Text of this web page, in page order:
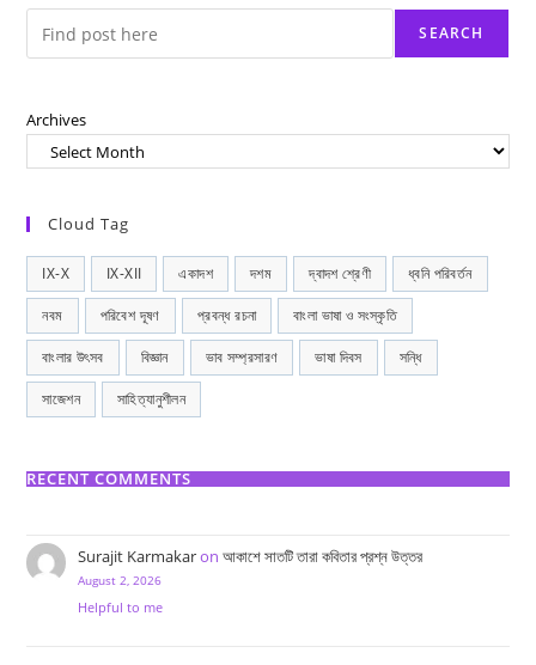
SEARCH
Archives
Cloud Tag
IX-X IX-XII একাদশ দশম দ্বাদশ শ্রেণী ধ্বনি পরিবর্তন
নবম পরিবেশ দূষণ প্রবন্ধ রচনা বাংলা ভাষা ও সংস্কৃতি
বাংলার উৎসব বিজ্ঞান ভাব সম্প্রসারণ ভাষা দিবস সন্ধি
সাজেশন সাহিত্যানুশীলন
RECENT COMMENTS
Surajit Karmakaron আকাশে সাতটি তারা কবিতার প্রশ্ন উত্তর
August 2, 2026
Helpful to me